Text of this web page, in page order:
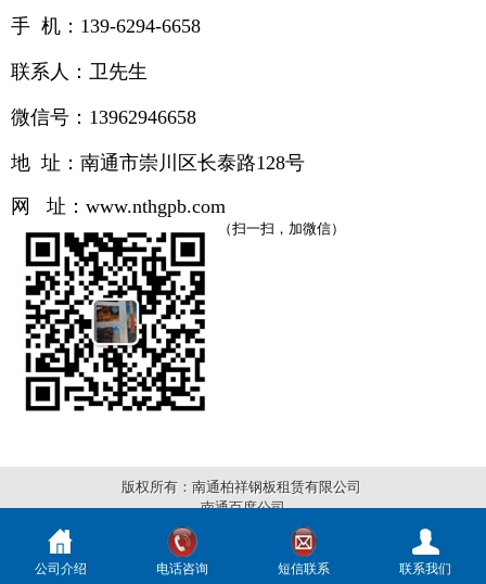
手 机：139-6294-6658
联系人：卫先生
微信号：13962946658
地 址：南通市崇川区长泰路128号
网 址： www.nthgpb.com
（扫一扫，加微信）
版权所有：南通柏祥钢板租赁有限公司
南通百度公司
公司介绍 电话咨询 短信联系 联系我们